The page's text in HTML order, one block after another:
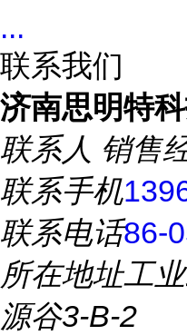
...
联系我们
济南思明特
联系人 销售
联系手机
联系电话86-
所在地址工
源谷3-B-2